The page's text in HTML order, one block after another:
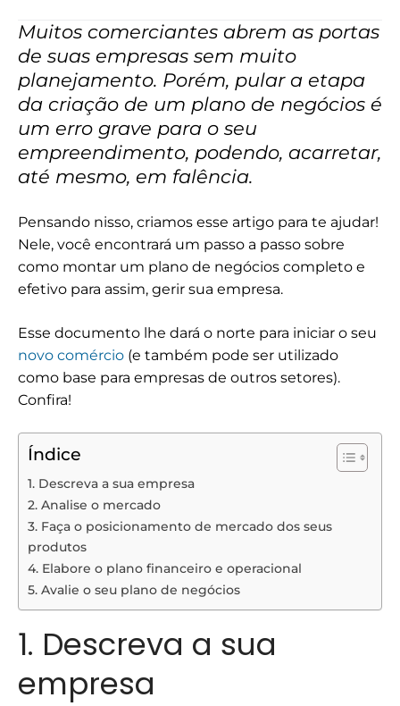
Muitos comerciantes abrem as portas
de suas empresas sem muito
planejamento. Porém, pular a etapa
da criação de um plano de negócios é
um erro grave para o seu
empreendimento, podendo, acarretar,
até mesmo, em falência.
Pensando nisso, criamos esse artigo para te ajudar!
Nele, você encontrará um passo a passo sobre
como montar um plano de negócios completo e
efetivo para assim, gerir sua empresa.
Esse documento lhe dará o norte para iniciar o seu
novo comércio (e também pode ser utilizado
como base para empresas de outros setores).
Confira!
Índice
1. Descreva a sua empresa
2. Analise o mercado
3. Faça o posicionamento de mercado dos seus
produtos
4. Elabore o plano financeiro e operacional
5. Avalie o seu plano de negócios
1. Descreva a sua
empresa